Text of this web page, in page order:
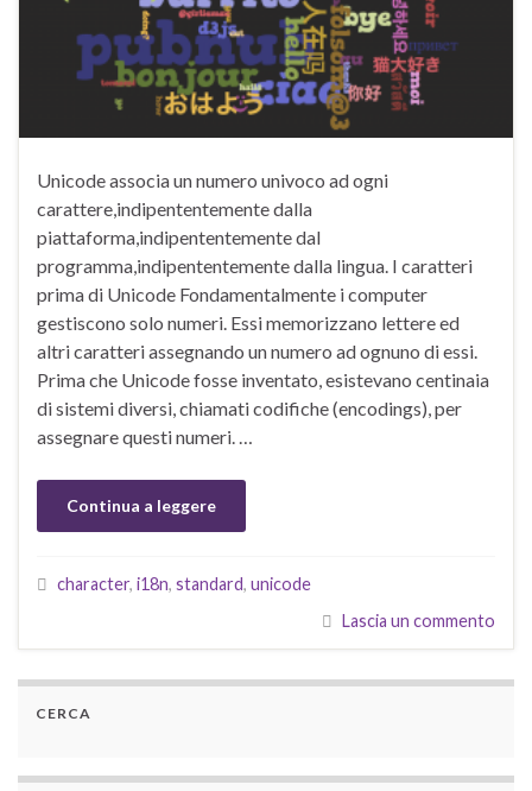
Unicode associa un numero univoco ad ogni
carattere,indipententemente dalla
piattaforma,indipententemente dal
programma,indipententemente dalla lingua. I caratteri
prima di Unicode Fondamentalmente i computer
gestiscono solo numeri. Essi memorizzano lettere ed
altri caratteri assegnando un numero ad ognuno di essi.
Prima che Unicode fosse inventato, esistevano centinaia
di sistemi diversi, chiamati codifiche (encodings), per
assegnare questi numeri. …
Continua a leggere
character, i18n, standard, unicode
Lascia un commento
CERCA